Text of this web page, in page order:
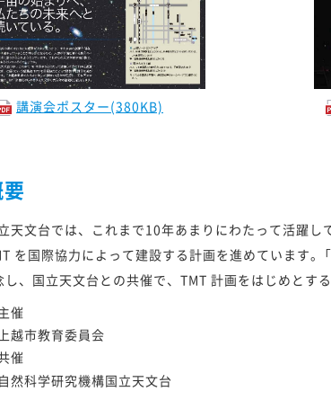
講演会ポスター(380KB)
天文台では、これまで10年あまりにわたって活躍
を国際協力によって建設する計画を進めています。「
し、国立天文台との共催で、TMT 計画をはじめとす
催
上越市教育委員会
催
自然科学研究機構国立天文台